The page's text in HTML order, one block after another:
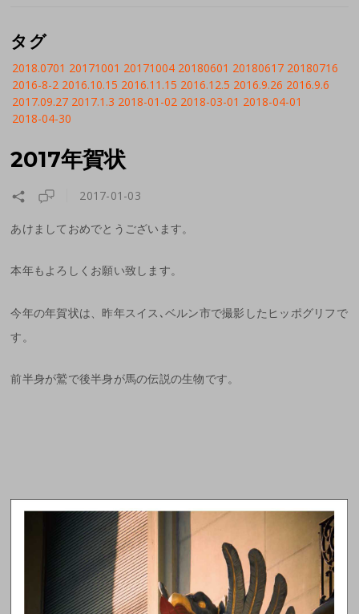
2017年賀状
2017-01-03
あけましておめでとうございます。
本年もよろしくお願い致します。
今年の年賀状は
昨年スイス､ベルン市で撮影したヒッポグリフで
す。
前半身が鷲で後半身が馬の伝説の生物です。
タグ
2018.0701 20171001 20171004 20180601 20180617 20180716
2016-8-2 2016.10.15 2016.11.15 2016.12.5 2016.9.26 2016.9.6
2017.09.27 2017.1.3 2018-01-02 2018-03-01 2018-04-01
2018-04-30